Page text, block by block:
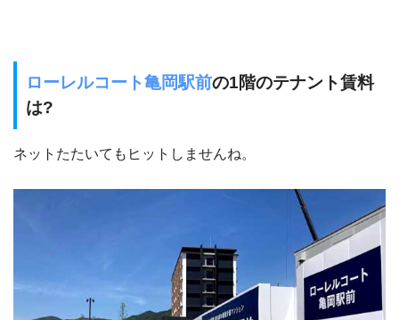
ローレルコート亀岡駅前の1階のテナント賃料
は?
ネットたたいてもヒットしませんね。